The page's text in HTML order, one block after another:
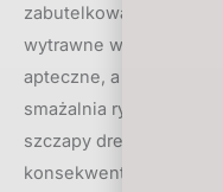
zabutelkowana w 2015,
wytrawne wino, wiśnie
apteczne, a i wędzona
smażalnia ryb – nie
szczapy drewna,
konsekwentny, z nutami